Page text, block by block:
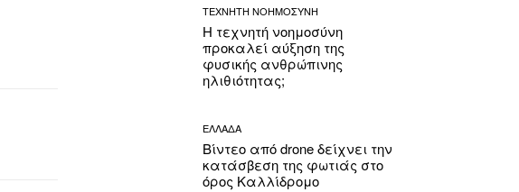
ΤΕΧΝΗΤΗ ΝΟΗΜΟΣΥΝΗ
Η τεχνητή νοημοσύνη
προκαλεί αύξηση της
φυσικής ανθρώπινης
ηλιθιότητας;
ΕΛΛΑΔΑ
Βίντεο από drone δείχνει την
κατάσβεση της φωτιάς στο
όρος Καλλίδρομο